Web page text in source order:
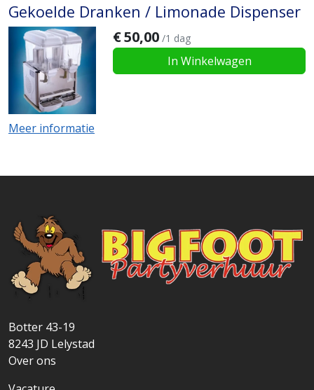
Gekoelde Dranken / Limonade Dispenser
€50,00 /1 dag
In Winkelwagen
Meer informatie
Botter 43-19
8243 JD Lelystad
Over ons